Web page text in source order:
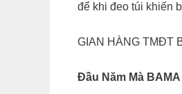
để khi đeo túi khiến
GIAN HÀNG TMĐT
Đầu Năm Mà